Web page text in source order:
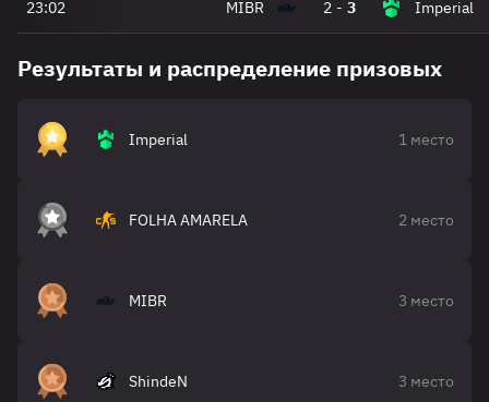
23:02 MIBR 2 - 3 Imperial
Результаты и распределение призовых
Imperial 1 место
FOLHA AMARELA 2 место
MIBR 3 место
ShindeN 3 место